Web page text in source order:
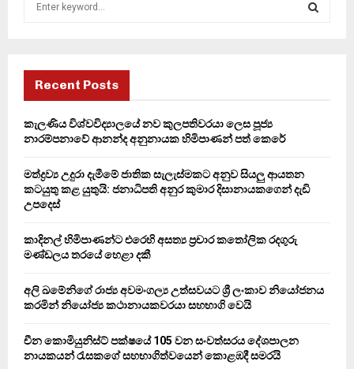
f
r
H
Recent Posts
කැලණිය විශ්වවිද්‍යාලයේ නව කුලපතිවරයා ලෙස පූජ්‍ය
නාරම්පනාවේ ආනන්ද අනුනායක හිමිපාණන් පත් කෙරේ
මත්ද්‍රව්‍ය උදුරා දැමීමේ ජාතික සැලැස්මකට අනුව සියලු ආයතන
කටයුතු කළ යුතුයි: ජනාධිපති අනුර කුමාර දිසානායකගෙන් දැඩි
උපදෙස්
කාදිනල් හිමිපාණන්ට එරෙහි අසත්‍ය ප්‍රචාර කතෝලික රදගුරු
මණ්ඩලය තරයේ හෙළා දකී
අලි ඛමේනිගේ රාජ්‍ය අවමංගල්‍ය උත්සවයට ශ්‍රී ලංකාව නියෝජනය
කරමින් නියෝජ්‍ය කථානායකවරයා සහභාගි වෙයි
චීන කොමියුනිස්ට් පක්ෂයේ 105 වන සංවත්සරය දේශපාලන
නායකයන් රැසකගේ සහභාගිත්වයෙන් කොළඹදී සමරයි